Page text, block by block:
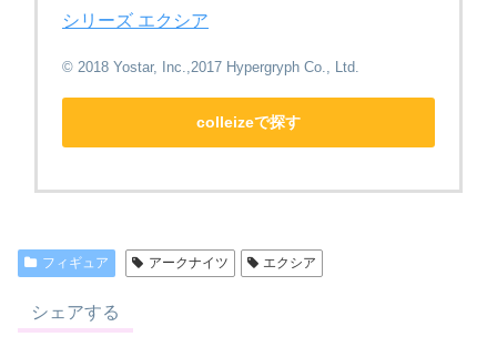
シリーズ エクシア
© 2018 Yostar, Inc.,2017 Hypergryph Co., Ltd.
colleizeで探す
フィギュア アークナイツ エクシア
シェアする